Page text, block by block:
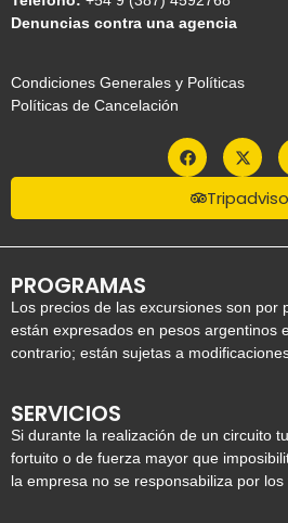
Denuncias contra una agencia
Condiciones Generales y Políticas
Políticas de Cancelación
PROGRAMAS
Los precios de las excursiones son por
están expresados en pesos argentinos
contrario; están sujetas a
SERVICIOS
Si durante la realización de un circuito
fortuito o de fuerza mayor que
la empresa no se responsabiliza por los